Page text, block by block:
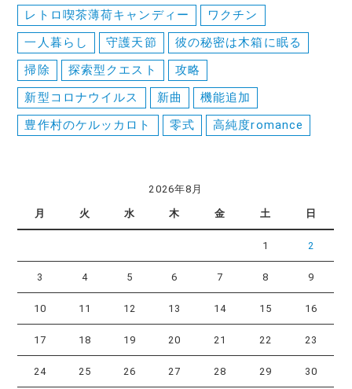
レトロ喫茶薄荷キャンディー
ワクチン
一人暮らし
守護天節
彼の秘密は木箱に眠る
掃除
探索型クエスト
攻略
新型コロナウイルス
新曲
機能追加
豊作村のケルッカロト
零式 高純度romance
2026年8月
月 火 水 木 金 土 日
1 2
3 4 5 6 7 8 9
10 11 12 13 14 15 16
17 18 19 20 21 22 23
24 25 26 27 28 29 30